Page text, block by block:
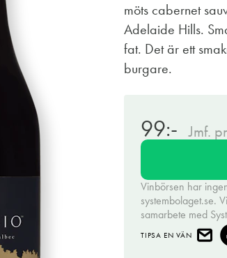
möts cabernet
Adelaide Hills.
fat. Det är ett
burgare.
99:- Jmf.
Vinbörsen har
systembolaget.se.
samarbete med
TIPSA EN VÄN